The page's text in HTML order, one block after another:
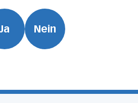
Ja Nein